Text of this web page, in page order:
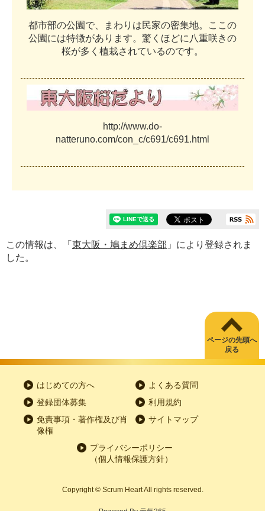
都市部の公園 で ま わ り は民家の密集地。 こ こ の
公園 には特徴があ り ま す。 驚 く ほ どに 八重咲きの
桜が多 く 植栽さ れているのです。
http://www.do-
natteruno.com/con c/c691/c691.htm
この情報は、「 東大阪・鳩まめ倶楽部 」により登録されま
した。
ページの先頭へ
戻る
はじめての方へ
よくある質問
登録団体募集
利用規約
免責事項・著作権及び肖
像権
サイトマップ
プライバシーポリシー
（個人情報保護方針）
Copyright © Scrum Heart All rights reserved.